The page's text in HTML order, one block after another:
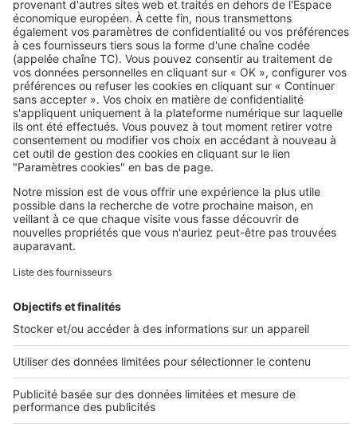
Image
Techniques de construction
Vous connaissez les maisons
passives, voici les maisons actives !
Image
Construction d’avenir : l’habitat
autonome par Biomespace
Prolonger ma recherche
Toutes nos annonces de construction
Projets de construction Maisons avec terrains